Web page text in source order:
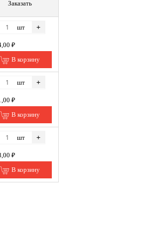
Заказать
шт +
₽
В корзину
шт +
₽
В корзину
шт +
₽
В корзину